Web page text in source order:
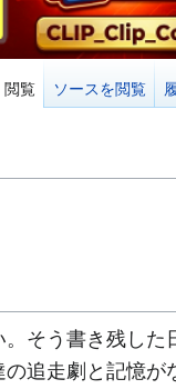
閲覧 ソースを閲覧
そう書き残した
追走劇と記憶が